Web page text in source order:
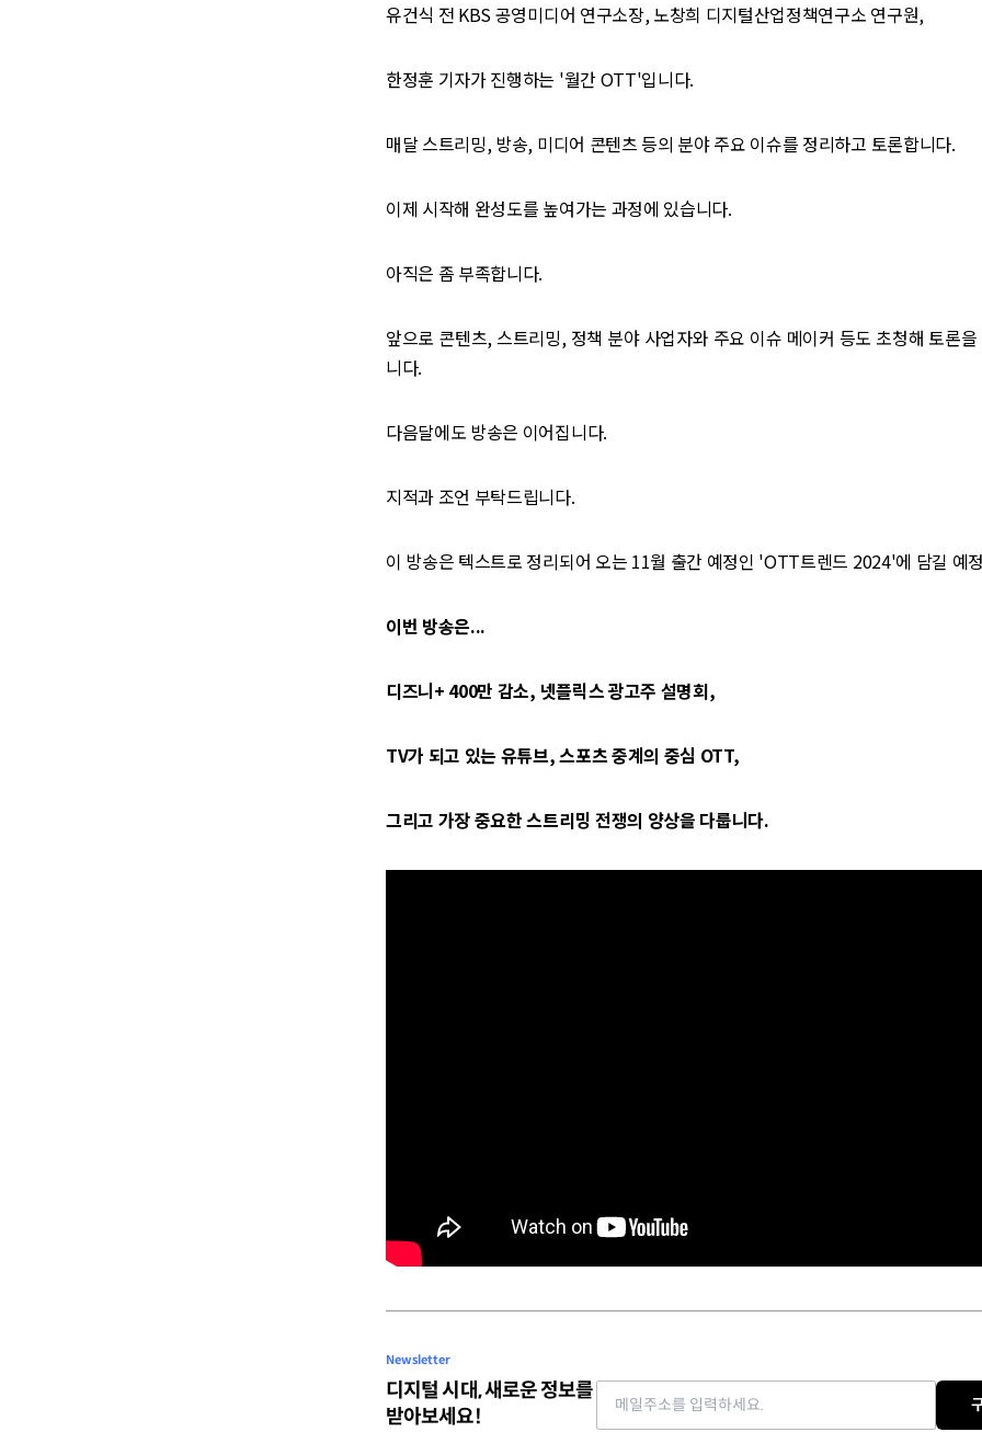
유건식 전 KBS 공영미디어 연구소장, 노창희 디지털산업정책연구소 연구원,
한정훈 기자가 진행하는 '월간 OTT'입니다.
매달 스트리밍, 방송, 미디어 콘텐츠 등의 분야 주요 이슈를 정리하고 토론합니다.
이제 시작해 완성도를 높여가는 과정에 있습니다.
아직은 좀 부족합니다.
앞으로 콘텐츠, 스트리밍, 정책 분야 사업자와 주요 이슈 메이커 등도 초청해 토론
니다.
다음달에도 방송은 이어집니다.
지적과 조언 부탁드립니다.
이 방송은 텍스트로 정리되어 오는 11월 출간 예정인 'OTT트렌드 2024'에 담길 예
이번 방송은...
디즈니+ 400만 감소, 넷플릭스 광고주 설명회,
TV가 되고 있는 유튜브, 스포츠 중계의 중심 OTT,
그리고 가장 중요한 스트리밍 전쟁의 양상을 다룹니다.
Newsletter
디지털 시대, 새로운 정보를
받아보세요!
Email address